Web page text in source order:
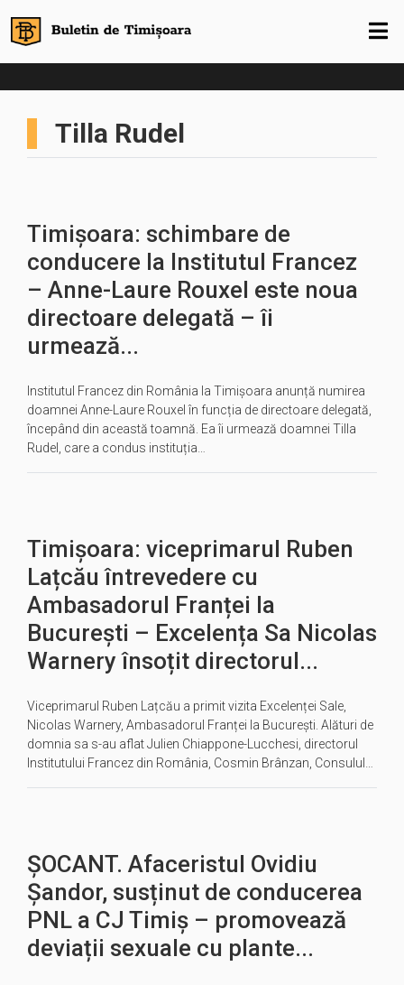
Tilla Rudel
Timișoara: schimbare de
conducere la Institutul Francez
– Anne-Laure Rouxel este noua
directoare delegată – îi
urmează...
Institutul Francez din România la Timișoara anunță numirea
doamnei Anne-Laure Rouxel în funcția de directoare delegată,
începând din această toamnă. Ea îi urmează doamnei Tilla
Rudel, care a condus instituția…
Timișoara: viceprimarul Ruben
Lațcău întrevedere cu
Ambasadorul Franței la
București – Excelența Sa Nicolas
Warnery însoțit directorul...
Viceprimarul Ruben Lațcău a primit vizita Excelenței Sale,
Nicolas Warnery, Ambasadorul Franței la București. Alături de
domnia sa s-au aflat Julien Chiappone-Lucchesi, directorul
Institutului Francez din România, Cosmin Brânzan, Consulul…
ȘOCANT. Afaceristul Ovidiu
Șandor, susținut de conducerea
PNL a CJ Timiș – promovează
deviații sexuale cu plante...